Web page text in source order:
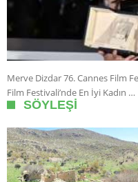
Merve Dizdar 76. Cannes Film
Film Festivali’nde En İyi Kadın …
SÖYLEŞI